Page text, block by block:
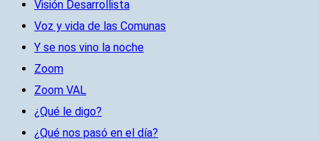
Visión Desarrollista
Voz y vida de las Comunas
Y se nos vino la noche
Zoom
Zoom VAL
¿Qué le digo?
¿Qué nos pasó en el día?